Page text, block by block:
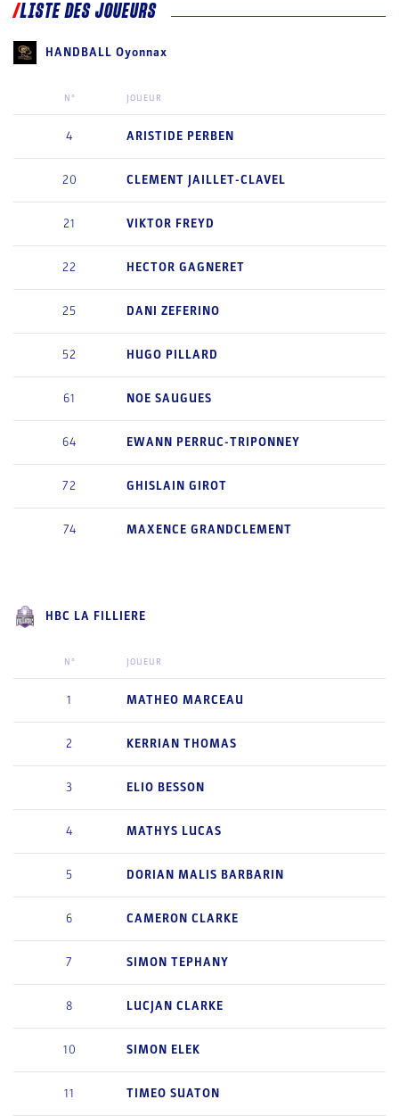
LISTE DES JOUEURS
HANDBALL Oyonnax
N° JOUEUR
4 ARISTIDE PERBEN
20 CLEMENT JAILLET-CLAVEL
21 VIKTOR FREYD
22 HECTOR GAGNERET
25 DANI ZEFERINO
52 HUGO PILLARD
61 NOE SAUGUES
64 EWANN PERRUC-TRIPONNEY
72 GHISLAIN GIROT
74 MAXENCE GRANDCLEMENT
HBC LA FILLIERE
N° JOUEUR
1 MATHEO MARCEAU
2 KERRIAN THOMAS
3 ELIO BESSON
4 MATHYS LUCAS
5 DORIAN MALIS BARBARIN
6 CAMERON CLARKE
7 SIMON TEPHANY
8 LUCJAN CLARKE
10 SIMON ELEK
11 TIMEO SUATON